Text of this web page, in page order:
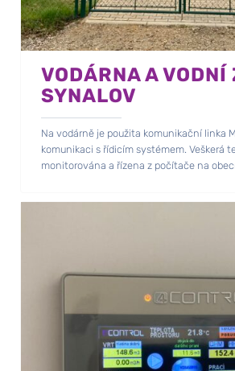
VODÁRNA A VODNÍ
SYNALOV
Na vodárně je použita komunikační linka
komunikaci s řídicím systémem. Veškerá
monitorována a řízena z počítače na